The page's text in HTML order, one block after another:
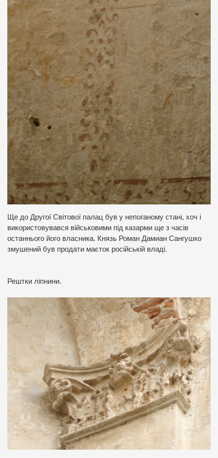
Ще до Другої Світової палац був у непоганому стані, хоч і
використовувався військовими під казарми ще з часів
останнього його власника. Князь Роман Дамиан Сангушко
змушений був продати маєток російській владі.
Рештки ліпнини.